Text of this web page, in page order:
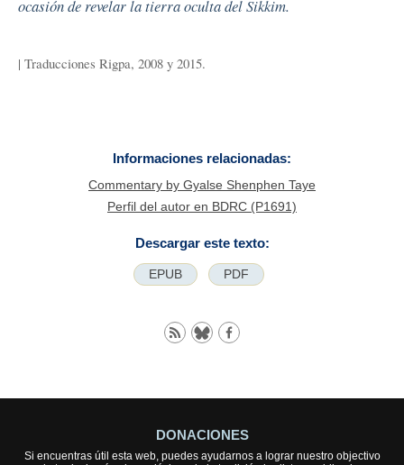
ocasión de revelar la tierra oculta del Sikkim.
| Traducciones Rigpa, 2008 y 2015.
Informaciones relacionadas:
Commentary by Gyalse Shenphen Taye
Perfil del autor en BDRC (P1691)
Descargar este texto:
EPUB PDF
DONACIONES
Si encuentras útil esta web, puedes ayudarnos a lograr nuestro objectivo